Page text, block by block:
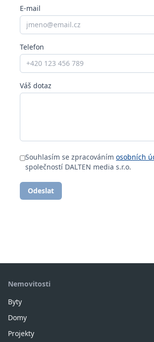
E-mail
Telefon
Váš dotaz
Souhlasím se zpracovánímosobních
společností DALTEN media s.r.o.
Odeslat
Nemovitosti
Byty
Domy
Projekty